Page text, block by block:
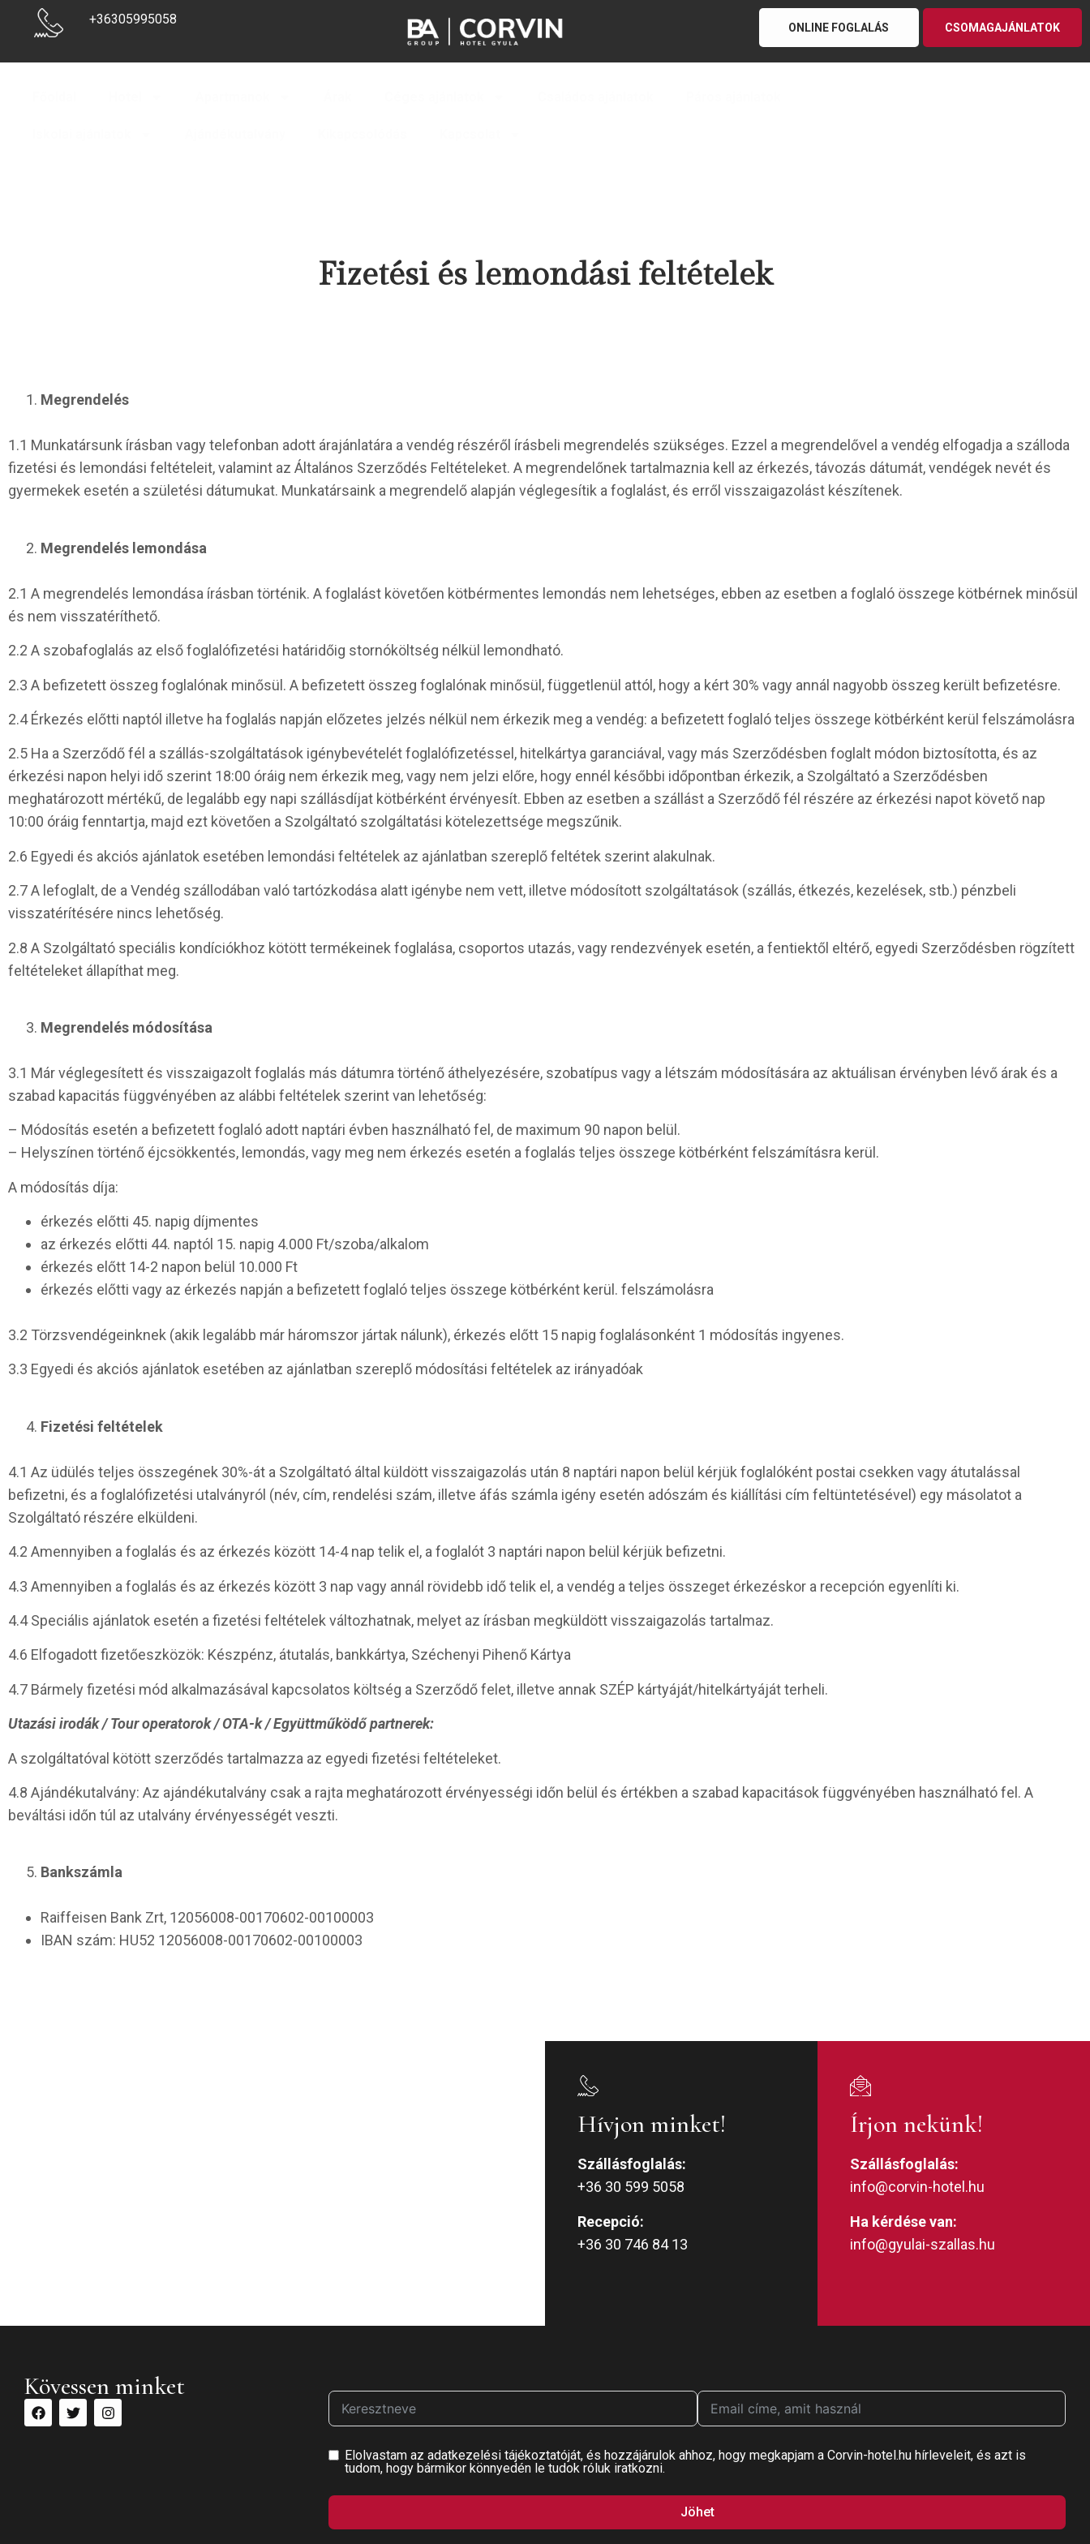
+36305995058
ONLINE FOGLALÁS CSOMAGAJÁNLATOK
Fizetési és lemondási feltételek
Megrendelés
1.1 Munkatársunk írásban vagy telefonban adott árajánlatára a vendég részéről írásbeli megrendelés szükséges. Ezzel a megrendelővel a vendég elfogadja a szálloda
fizetési és lemondási feltételeit, valamint az Általános Szerződés Feltételeket. A megrendelőnek tartalmaznia kell az érkezés, távozás dátumát, vendégek nevét és
gyermekek esetén a születési dátumukat. Munkatársaink a megrendelő alapján véglegesítik a foglalást, és erről visszaigazolást készítenek.
Megrendelés lemondása
2.1 A megrendelés lemondása írásban történik. A foglalást követően kötbérmentes lemondás nem lehetséges, ebben az esetben a foglaló összege kötbérnek minősül
és nem visszatéríthető.
2.2 A szobafoglalás az első foglalófizetési határidőig stornóköltség nélkül lemondható.
2.3 A befizetett összeg foglalónak minősül. A befizetett összeg foglalónak minősül, függetlenül attól, hogy a kért 30% vagy annál nagyobb összeg került befizetésre.
2.4 Érkezés előtti naptól illetve ha foglalás napján előzetes jelzés nélkül nem érkezik meg a vendég: a befizetett foglaló teljes összege kötbérként kerül felszámolásra
2.5 Ha a Szerződő fél a szállás-szolgáltatások igénybevételét foglalófizetéssel, hitelkártya garanciával, vagy más Szerződésben foglalt módon biztosította, és az
érkezési napon helyi idő szerint 18:00 óráig nem érkezik meg, vagy nem jelzi előre, hogy ennél későbbi időpontban érkezik, a Szolgáltató a Szerződésben
meghatározott mértékű, de legalább egy napi szállásdíjat kötbérként érvényesít. Ebben az esetben a szállást a Szerződő fél részére az érkezési napot követő nap
10:00 óráig fenntartja, majd ezt követően a Szolgáltató szolgáltatási kötelezettsége megszűnik.
2.6 Egyedi és akciós ajánlatok esetében lemondási feltételek az ajánlatban szereplő feltétek szerint alakulnak.
2.7 A lefoglalt, de a Vendég szállodában való tartózkodása alatt igénybe nem vett, illetve módosított szolgáltatások (szállás, étkezés, kezelések, stb.) pénzbeli
visszatérítésére nincs lehetőség.
2.8 A Szolgáltató speciális kondíciókhoz kötött termékeinek foglalása, csoportos utazás, vagy rendezvények esetén, a fentiektől eltérő, egyedi Szerződésben rögzített
feltételeket állapíthat meg.
Megrendelés módosítása
3.1 Már véglegesített és visszaigazolt foglalás más dátumra történő áthelyezésére, szobatípus vagy a létszám módosítására az aktuálisan érvényben lévő árak és a
szabad kapacitás függvényében az alábbi feltételek szerint van lehetőség:
– Módosítás esetén a befizetett foglaló adott naptári évben használható fel, de maximum 90 napon belül.
– Helyszínen történő éjcsökkentés, lemondás, vagy meg nem érkezés esetén a foglalás teljes összege kötbérként felszámításra kerül.
A módosítás díja:
érkezés előtti 45. napig díjmentes
az érkezés előtti 44. naptól 15. napig 4.000 Ft/szoba/alkalom
érkezés előtt 14-2 napon belül 10.000 Ft
érkezés előtti vagy az érkezés napján a befizetett foglaló teljes összege kötbérként kerül. felszámolásra
3.2 Törzsvendégeinknek (akik legalább már háromszor jártak nálunk), érkezés előtt 15 napig foglalásonként 1 módosítás ingyenes.
3.3 Egyedi és akciós ajánlatok esetében az ajánlatban szereplő módosítási feltételek az irányadóak
Fizetési feltételek
4.1 Az üdülés teljes összegének 30%-át a Szolgáltató által küldött visszaigazolás után 8 naptári napon belül kérjük foglalóként postai csekken vagy átutalással
befizetni, és a foglalófizetési utalványról (név, cím, rendelési szám, illetve áfás számla igény esetén adószám és kiállítási cím feltüntetésével) egy másolatot a
Szolgáltató részére elküldeni.
4.2 Amennyiben a foglalás és az érkezés között 14-4 nap telik el, a foglalót 3 naptári napon belül kérjük befizetni.
4.3 Amennyiben a foglalás és az érkezés között 3 nap vagy annál rövidebb idő telik el, a vendég a teljes összeget érkezéskor a recepción egyenlíti ki.
4.4 Speciális ajánlatok esetén a fizetési feltételek változhatnak, melyet az írásban megküldött visszaigazolás tartalmaz.
4.6 Elfogadott fizetőeszközök: Készpénz, átutalás, bankkártya, Széchenyi Pihenő Kártya
4.7 Bármely fizetési mód alkalmazásával kapcsolatos költség a Szerződő felet, illetve annak SZÉP kártyáját/hitelkártyáját terheli.
Utazási irodák / Tour operatorok / OTA-k / Együttműködő partnerek:
A szolgáltatóval kötött szerződés tartalmazza az egyedi fizetési feltételeket.
4.8 Ajándékutalvány: Az ajándékutalvány csak a rajta meghatározott érvényességi időn belül és értékben a szabad kapacitások függvényében használható fel. A
beváltási időn túl az utalvány érvényességét veszti.
Bankszámla
Raiffeisen Bank Zrt, 12056008-00170602-00100003
IBAN szám: HU52 12056008-00170602-00100003
Hívjon minket!
Szállásfoglalás:
+36 30 599 5058
Recepció:
+36 30 746 84 13
Írjon nekünk!
Szállásfoglalás:
info@corvin-hotel.hu
Ha kérdése van:
info@gyulai-szallas.hu
Kövessen minket
Elolvastam az adatkezelési tájékoztatóját, és hozzájárulok ahhoz, hogy megkapjam a Corvin-hotel.hu hírleveleit, és azt is
tudom, hogy bármikor könnyedén le tudok róluk iratkozni.
Jöhet